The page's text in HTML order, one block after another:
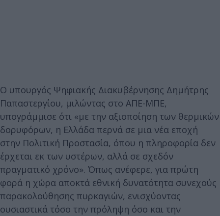
Ο υπουργός Ψηφιακής Διακυβέρνησης Δημήτρης
Παπαστεργίου, μιλώντας στο ΑΠΕ-ΜΠΕ,
υπογράμμισε ότι «με την αξιοποίηση των θερμικών
δορυφόρων, η Ελλάδα περνά σε μια νέα εποχή
στην Πολιτική Προστασία, όπου η πληροφορία δεν
έρχεται εκ των υστέρων, αλλά σε σχεδόν
πραγματικό χρόνο». Όπως ανέφερε, για πρώτη
φορά η χώρα αποκτά εθνική δυνατότητα συνεχούς
παρακολούθησης πυρκαγιών, ενισχύοντας
ουσιαστικά τόσο την πρόληψη όσο και την